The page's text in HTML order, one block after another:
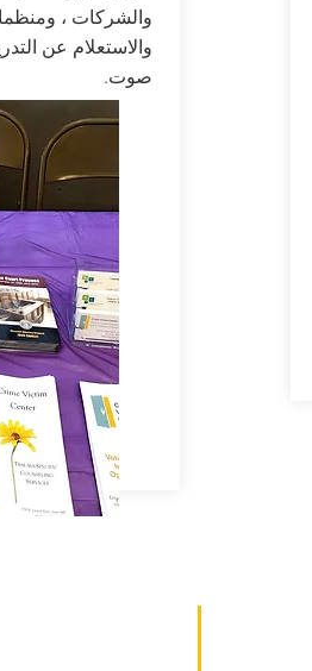
والشركات ،
والاستعلام عن
صوت.